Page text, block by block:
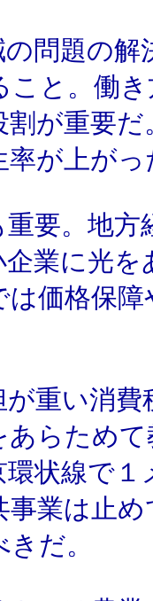
問題の解
と。働
割が重要
率が上がっ
要。地方
業に光
価格保
重い消費
あらため
状線で
事業は止
だ。